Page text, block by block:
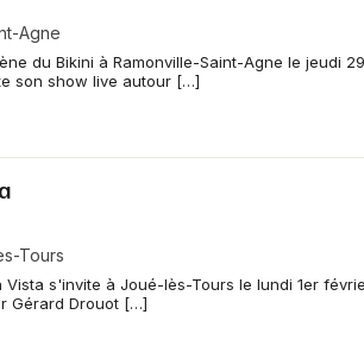
?
suivante : Strasbourg.
de Zouk Machine ?
ses tubes emblématiques dont
le public dans l’ambiance en plein
Agne
du Bikini à Ramonville-Saint-Agne le jeudi
son show live autour […]
Tours
s'invite à Joué-lès-Tours le lundi 1er
Gérard Drouot […]